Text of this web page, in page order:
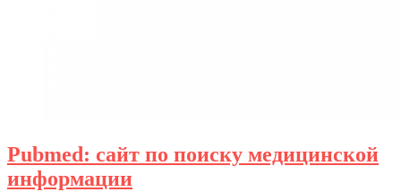
Pubmed: сайт по поиску медицинской
информации